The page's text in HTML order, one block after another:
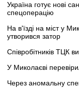
Україна готує нові
спецоперацію
На в'їзді на міст у
утворився затор
Співробітників ТЦК
У Миколаєві
Через аномальну